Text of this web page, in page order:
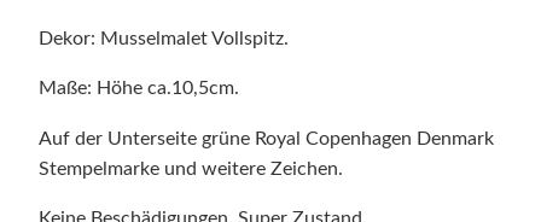
Dekor: Musselmalet Vollspitz.
Maße: Höhe ca.10,5cm.
Auf der Unterseite grüne Royal Copenhagen Denmark
Stempelmarke und weitere Zeichen.